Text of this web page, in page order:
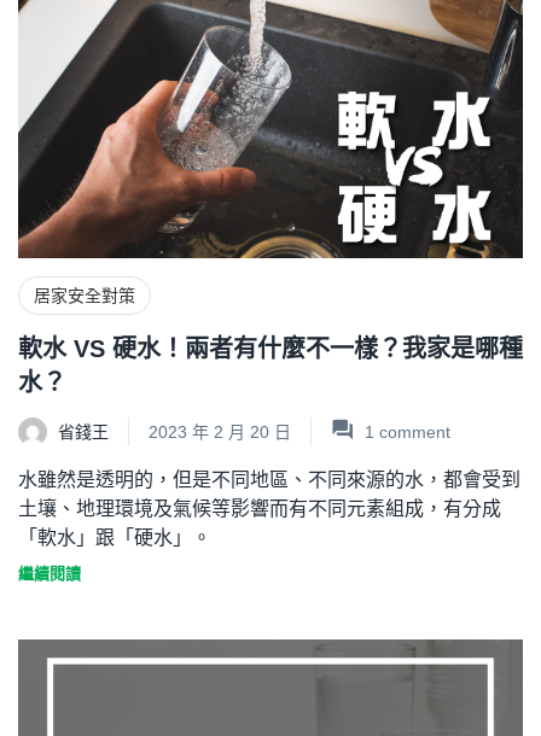
居家安全對策
軟水 VS 硬水！兩者有什麼不一樣？我家是哪種
水？
省錢王 2023 年 2 月 20 日 1 comment
水雖然是透明的，但是不同地區、不同來源的水，都會受到
土壤、地理環境及氣候等影響而有不同元素組成，有分成
「軟水」跟「硬水」。
繼續閱讀